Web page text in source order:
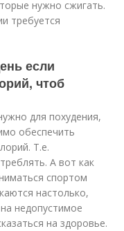
нужно сжигать.
требуется
если
чтоб
для похудения,
обеспечить
Т.е.
А вот как
спортом
настолько,
недопустимое
на здоровье.